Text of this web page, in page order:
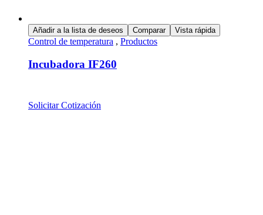
Añadir a la lista de deseos Comparar Vista rápida
Control de temperatura , Productos
Incubadora IF260
Solicitar Cotización